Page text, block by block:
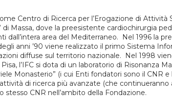
Centro di Ricerca per l’Erogazione di Attività
di Massa, dove la preesistente cardiochirurgia
area del Mediterraneo. Nel 1996 la
anni ’90 viene realizzato il primo Sistema
diffuse sul territorio nazionale. Nel 1998
l’IFC si dota di un laboratorio di Risonanza
Monasterio” (i cui Enti fondatori sono il CNR
di ricerca più avanzate (che
stesso CNR nell’ambito della Fondazione.